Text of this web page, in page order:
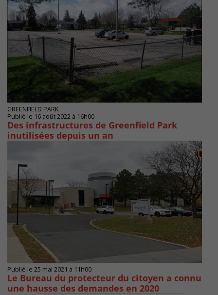
GREENFIELD PARK
Publié le 16 août 2022 à 16h00
Des infrastructures de Greenfield Park
inutilisées depuis un an
Publié le 25 mai 2021 à 11h00
Le Bureau du protecteur du citoyen a connu
une hausse des demandes en 2020